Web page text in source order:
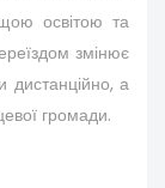
освітою та
змінює
дистанційно, а
громади.